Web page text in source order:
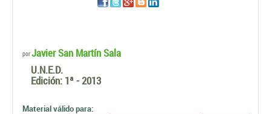
porJavier San Martín Sala
U.N.E.D.
Edición: 1ª - 2013
Material válido para: